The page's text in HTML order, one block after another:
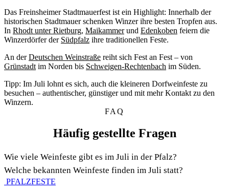
Das Freinsheimer Stadtmauerfest ist ein Highlight: Innerhalb der
historischen Stadtmauer schenken Winzer ihre besten Tropfen aus.
In Rhodt unter Rietburg, Maikammerund Edenkoben feiern die
Winzerdörfer der Südpfalz ihre traditionellen Feste.
An derDeutschen Weinstraße reiht sich Fest an Fest – von
Grünstadt im Norden bis Schweigen-Rechtenbach im Süden.
Tipp: Im Juli lohnt es sich, auch die kleineren Dorfweinfeste zu
besuchen – authentischer, günstiger und mit mehr Kontakt zu den
Winzern.
FAQ
Häufig gestellte Fragen
Wie viele Weinfeste gibt es im Juli in der Pfalz?
Welche bekannten Weinfeste finden im Juli statt?
PFALZFESTE